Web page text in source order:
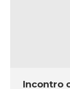
Incontro